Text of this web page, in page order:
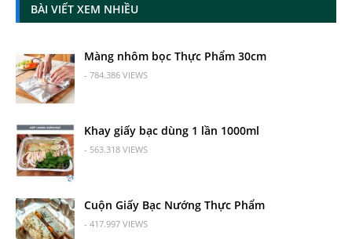
BÀI VIẾT XEM NHIỀU
Màng nhôm bọc Thực Phẩm 30cm
- 784.386 VIEWS
Khay giấy bạc dùng 1 lần 1000ml
- 563.318 VIEWS
Cuộn Giấy Bạc Nướng Thực Phẩm
- 417.997 VIEWS